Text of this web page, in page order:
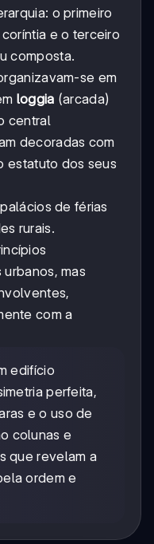
o primeiro
e o terceiro
composta.
se em
loggia (arcada)
central
decoradas com
estatuto dos seus
de férias
rurais.
mas
com a
edifício
perfeita,
e o uso de
colunas e
que revelam a
ordem e